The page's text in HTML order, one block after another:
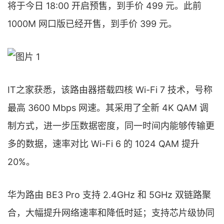
将于今日 18:00 开启预售，到手价 499 元。此前
1000M 网口版已经开售，到手价 399 元。
IT之家获悉，该路由器搭载四核 Wi-Fi 7 技术，号称
最高 3600 Mbps 网速。其采用了全新 4K QAM 调
制方式，进一步压数据密度，同一时间内能够传输更
多的数据，速率对比 Wi-Fi 6 的 1024 QAM 提升
20%。
华为路由 BE3 Pro 支持 2.4GHz 和 5GHz 双链路聚
合，大幅提升网络速率和降低时延；支持芯片级协同